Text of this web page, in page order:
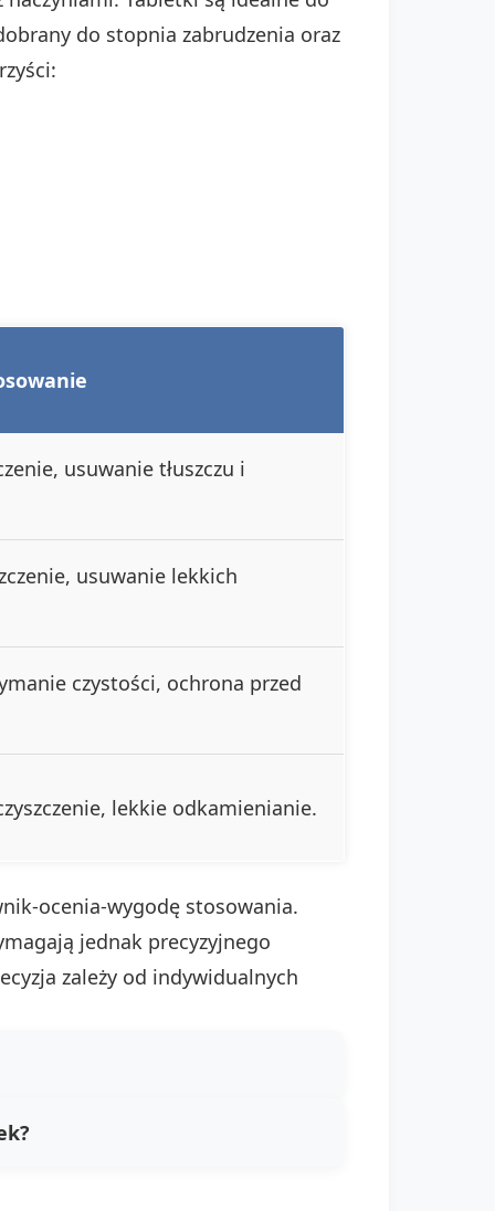
do stopnia zabrudzenia oraz
usuwanie tłuszczu i
usuwanie lekkich
czystości, ochrona przed
lekkie odkamienianie.
ocenia-wygodę stosowania.
jednak precyzyjnego
zależy od indywidualnych